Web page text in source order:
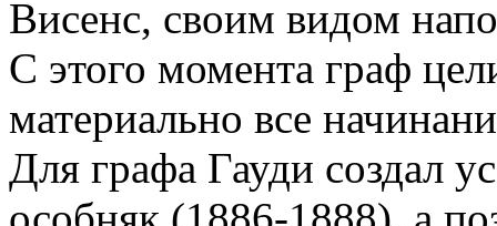
Висенс, своим видом
С этого момента граф
материально все
Для графа Гауди создал